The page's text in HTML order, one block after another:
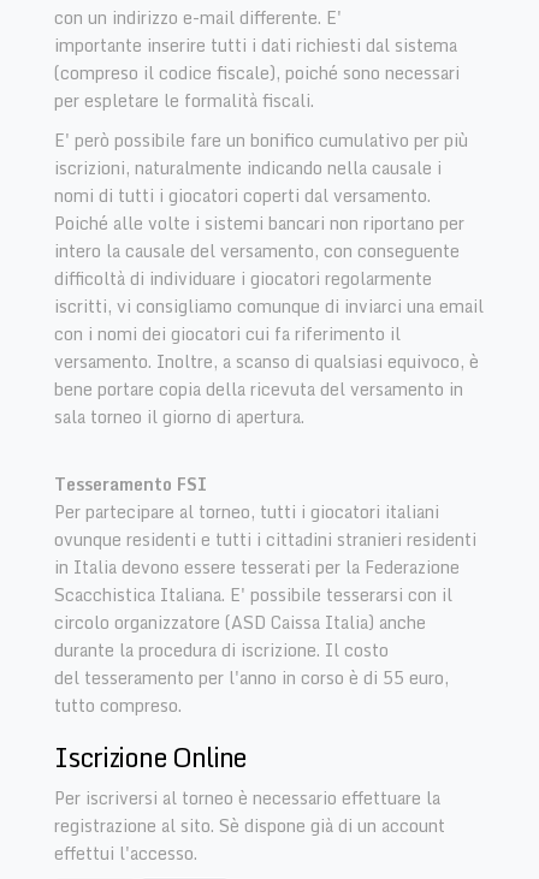
con un indirizzo e-mail differente. E'
importante inserire tutti i dati richiesti dal sistema
(compreso il codice fiscale), poiché sono necessari
per espletare le formalità fiscali.
E' però possibile fare un bonifico cumulativo per più
iscrizioni, naturalmente indicando nella causale i
nomi di tutti i giocatori coperti dal versamento.
Poiché alle volte i sistemi bancari non riportano per
intero la causale del versamento, con conseguente
difficoltà di individuare i giocatori regolarmente
iscritti, vi consigliamo comunque di inviarci una email
con i nomi dei giocatori cui fa riferimento il
versamento. Inoltre, a scanso di qualsiasi equivoco, è
bene portare copia della ricevuta del versamento in
sala torneo il giorno di apertura.
Tesseramento FSI
Per partecipare al torneo, tutti i giocatori italiani
ovunque residenti e tutti i cittadini stranieri residenti
in Italia devono essere tesserati per la Federazione
Scacchistica Italiana. E' possibile tesserarsi con il
circolo organizzatore (ASD Caissa Italia) anche
durante la procedura di iscrizione. Il costo
del tesseramento per l'anno in corso è di 55 euro,
tutto compreso.
Iscrizione Online
Per iscriversi al torneo è necessario effettuare la
registrazione al sito. Sè dispone già di un account
effettui l'accesso.